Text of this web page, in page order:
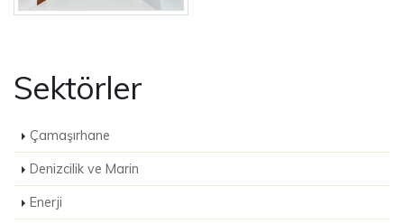
Sektörler
Çamaşırhane
Denizcilik ve Marin
Enerji